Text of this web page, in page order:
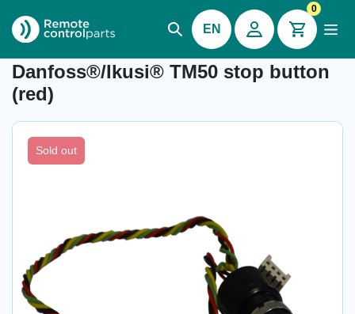
EN
0
Item number: 04.831
Danfoss®/Ikusi® TM50 stop button
(red)
Sold out